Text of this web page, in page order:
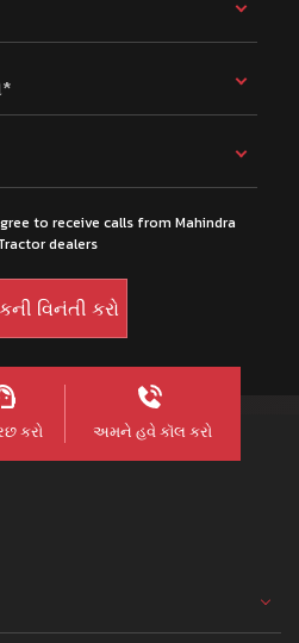
to receive calls from Mahindra
dealers
કરો અમને હવે કૉલ કરો